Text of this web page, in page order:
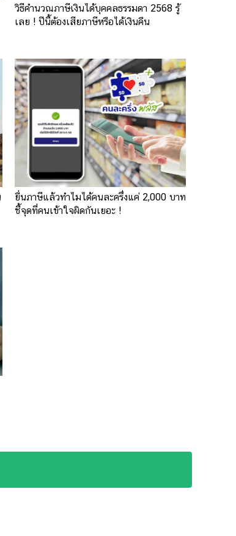
วิธีคำนวณภาษีเงินได้บุคคลธรรมดา 2568 รู้
เลย ! ปีนี้ต้องเสียภาษีหรือได้เงินคืน
ยื่นภาษีแล้วทำไมได้คนละครึ่งแค่ 2,000 บาท
ชี้จุดที่คนเข้าใจผิดกันเยอะ !